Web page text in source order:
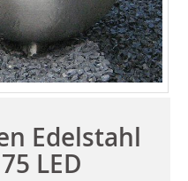
Edelstahl
LED